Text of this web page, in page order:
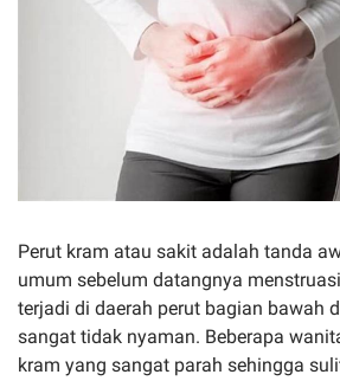
Perut kram atau sakit adalah tanda
umum sebelum datangnya
terjadi di daerah perut bagian bawah
sangat tidak nyaman. Beberapa
kram yang sangat parah sehingga